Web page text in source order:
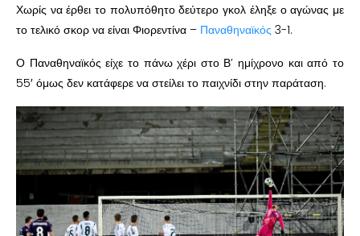
Χωρίς να έρθει το πολυπόθητο δεύτερο γκολ έληξε ο αγώνας με
το τελικό σκορ να είναι Φιορεντίνα – Παναθηναϊκός 3-1.
Ο Παναθηναϊκός είχε το πάνω χέρι στο Β’ ημίχρονο και από το
55′ όμως δεν κατάφερε να στείλει το παιχνίδι στην παράταση.